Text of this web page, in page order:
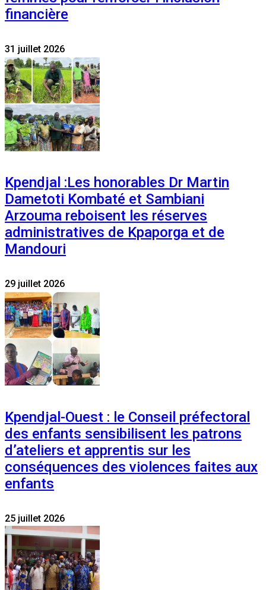
financière
31 juillet 2026
Kpendjal :Les honorables Dr Martin
Dametoti Kombaté et Sambiani
Arzouma reboisent les réserves
administratives de Kpaporga et de
Mandouri
29 juillet 2026
Kpendjal-Ouest : le Conseil préfectoral
des enfants sensibilisent les patrons
d’ateliers et apprentis sur les
conséquences des violences faites aux
enfants
25 juillet 2026